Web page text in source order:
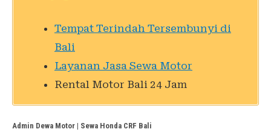
Tempat Terindah Tersembunyi di
Bali
Layanan Jasa Sewa Motor
Rental Motor Bali 24 Jam
Admin Dewa Motor | Sewa Honda CRF Bali